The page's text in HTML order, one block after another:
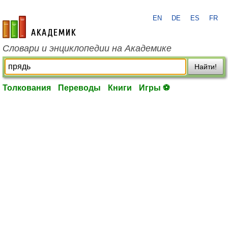
academic.ru
EN DE ES FR
Словари и энциклопедии на Академике
Найти!
Толкования Переводы Книги Игры ⚽